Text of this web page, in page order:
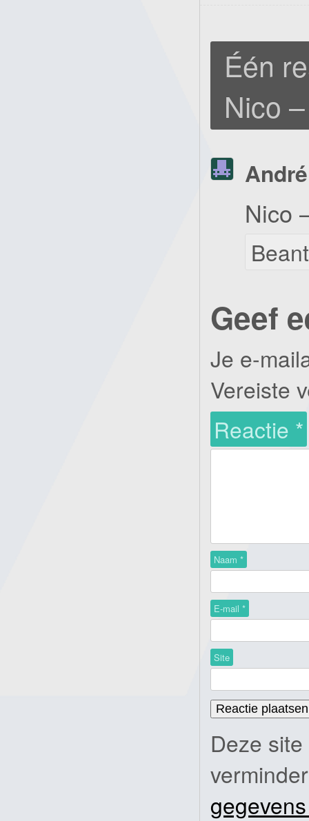
Één
Nico
André
Nico
Geef
Je e-
Vereiste
Reactie *
Naam *
E-mail *
Site
Deze